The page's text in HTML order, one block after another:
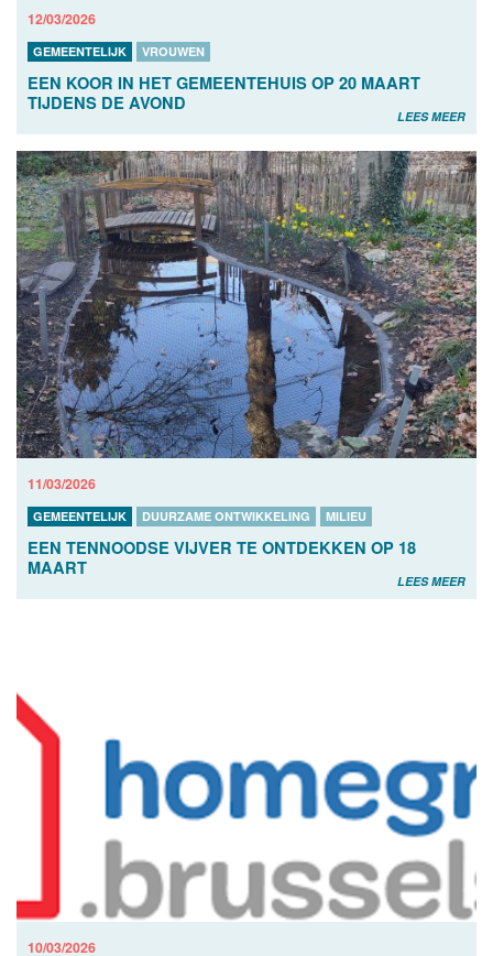
12/03/2026
GEMEENTELIJK VROUWEN
EEN KOOR IN HET GEMEENTEHUIS OP 20 MAART
TIJDENS DE AVOND
LEES MEER
11/03/2026
GEMEENTELIJK DUURZAME ONTWIKKELING MILIEU
EEN TENNOODSE VIJVER TE ONTDEKKEN OP 18
MAART
LEES MEER
10/03/2026